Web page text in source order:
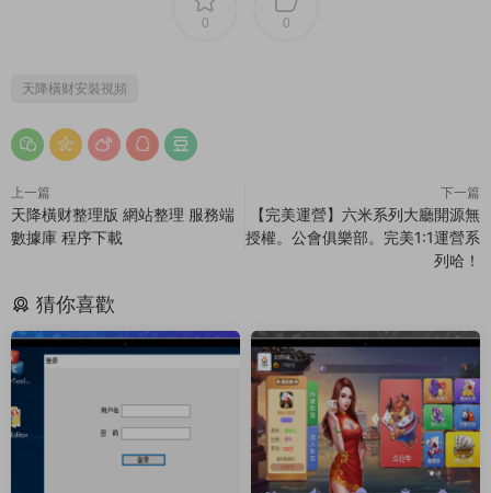
0 0
天降橫财安裝視頻
上一篇
天降橫财整理版 網站整理 服務端
數據庫 程序下載
下一篇
【完美運營】六米系列大廳開源無
授權。公會俱樂部。完美1:1運營系
列哈！
猜你喜歡